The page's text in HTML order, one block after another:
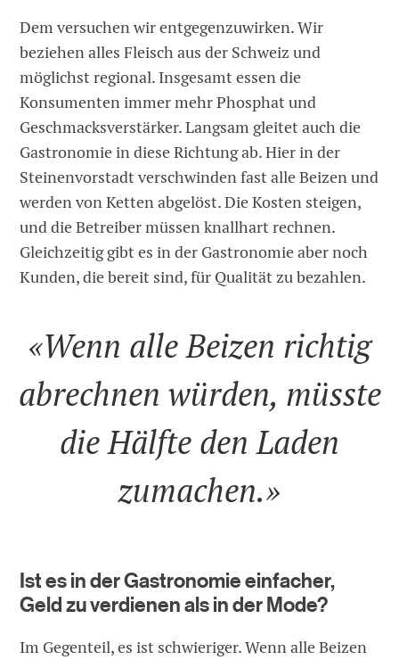
Dem versuchen wir entgegenzuwirken. Wir
beziehen alles Fleisch aus der Schweiz und
möglichst regional. Insgesamt essen die
Konsumenten immer mehr Phosphat und
Geschmacksverstärker. Langsam gleitet auch die
Gastronomie in diese Richtung ab. Hier in der
Steinenvorstadt verschwinden fast alle Beizen und
werden von Ketten abgelöst. Die Kosten steigen,
und die Betreiber müssen knallhart rechnen.
Gleichzeitig gibt es in der Gastronomie aber noch
Kunden, die bereit sind, für Qualität zu bezahlen.
«Wenn alle Beizen richtig
abrechnen würden, müsste
die Hälfte den Laden
zumachen.»
Ist es in der Gastronomie einfacher,
Geld zu verdienen als in der Mode?
Im Gegenteil, es ist schwieriger. Wenn alle Beizen